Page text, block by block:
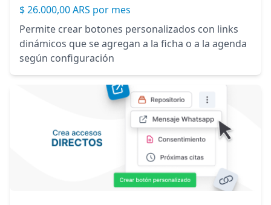
$ 26.000,00 ARS por mes
Permite crear botones personalizados con links
dinámicos que se agregan a la ficha o a la agenda
según configuración